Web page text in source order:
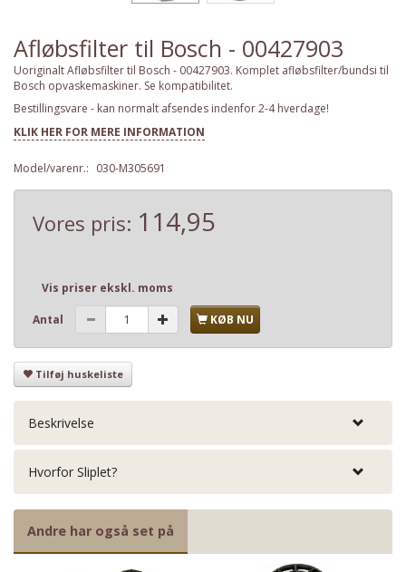
Afløbsfilter til Bosch - 00427903
Uoriginalt Afløbsfilter til Bosch - 00427903. Komplet afløbsfilter/bundsi til
Bosch opvaskemaskiner. Se kompatibilitet.
Bestillingsvare - kan normalt afsendes indenfor 2-4 hverdage!
KLIK HER FOR MERE INFORMATION
Model/varenr.: 030-M305691
Vores pris: 114,95
Vis priser ekskl. moms
Antal KØB NU
Tilføj huskeliste
Beskrivelse
Hvorfor Sliplet?
Andre har også set på